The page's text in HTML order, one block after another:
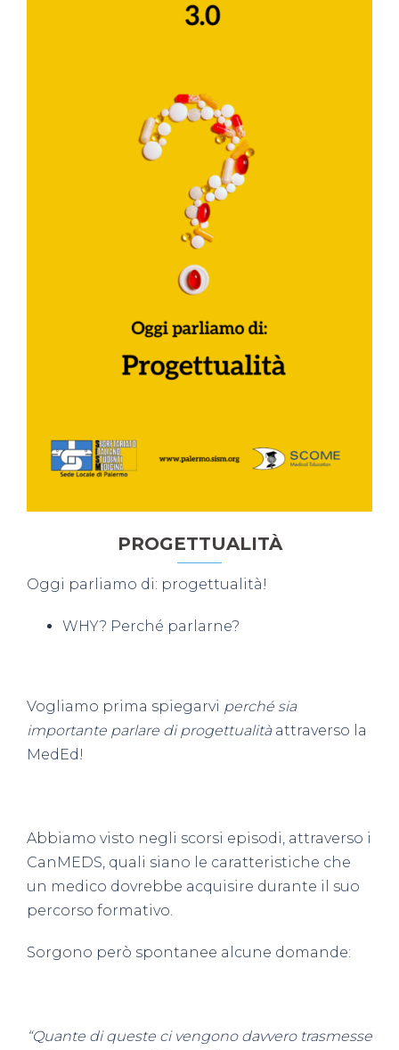
PROGETTUALITÀ
Oggi parliamo di: progettualità !
WHY? Perché parlarne?
Vogliamo prima spiegarvi perché sia
importante parlare di progettualitàattraverso la
MedEd!
Abbiamo visto negli scorsi episodi, attraverso i
CanMEDS, quali siano le caratteristiche che
un medico dovrebbe acquisire durante il suo
percorso formativo.
Sorgono però spontanee alcune domande:
“Quante di queste ci vengono davvero trasmesse